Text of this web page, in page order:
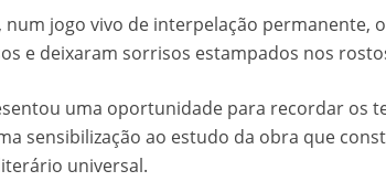
jogo vivo de interpelação permanente,
e deixaram sorrisos estampados nos
uma oportunidade para recordar os
sensibilização ao estudo da obra que
universal.